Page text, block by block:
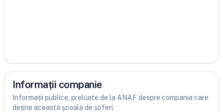
Informații companie
Informații publice, preluate de la ANAF despre compania care
deține această școală de șoferi.